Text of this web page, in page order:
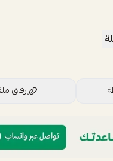
إرفاق
اسحب و افلت الملف هنا